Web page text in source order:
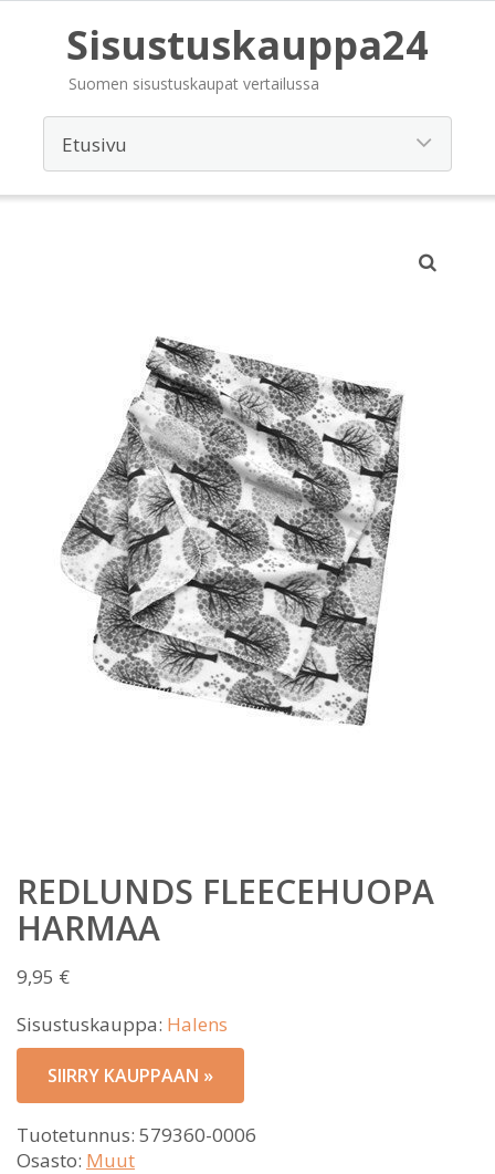
Sisustuskauppa24
Suomen sisustuskaupat vertailussa
REDLUNDS FLEECEHUOPA
HARMAA
9,95 €
Sisustuskauppa: Halens
SIIRRY KAUPPAAN »
Tuotetunnus: 579360-0006
Osasto: Muut